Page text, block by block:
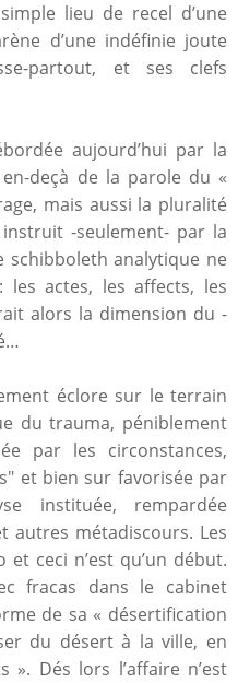
lieu de recel d’une
d’une indéfinie joute
partout, et ses clefs
aujourd’hui par la
deçà de la parole du «
mais aussi la pluralité
-seulement- par la
schibboleth analytique ne
actes, les affects, les
alors la dimension du -
éclore sur le terrain
du trauma, péniblement
par les circonstances,
et bien sur favorisée par
instituée, rempardée
autres métadiscours. Les
et ceci n’est qu’un début.
fracas dans le cabinet
de sa « désertification
du désert à la ville, en
». Dés lors l’affaire n’est